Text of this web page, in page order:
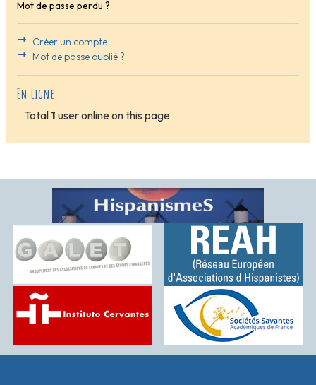
Mot de passe perdu ?
Créer un compte
Mot de passe oublié ?
En ligne
Total 1 user online on this page